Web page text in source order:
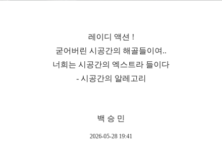
레이디 액션 !
굳어버린 시공간의 해골들이여..
너희는 시공간의 엑스트라 들이다
- 시공간의 알레고리
백 승 민
2026-05-28 19:41